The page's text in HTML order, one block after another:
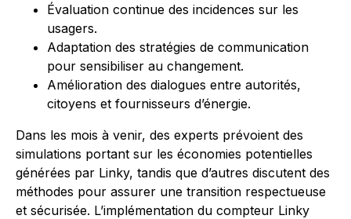
Évaluation continue des incidences sur les
usagers.
Adaptation des stratégies de communication
pour sensibiliser au changement.
Amélioration des dialogues entre autorités,
citoyens et fournisseurs d’énergie.
Dans les mois à venir, des experts prévoient des
simulations portant sur les économies potentielles
générées par Linky, tandis que d’autres discutent des
méthodes pour assurer une transition respectueuse
et sécurisée. L’implémentation du compteur Linky